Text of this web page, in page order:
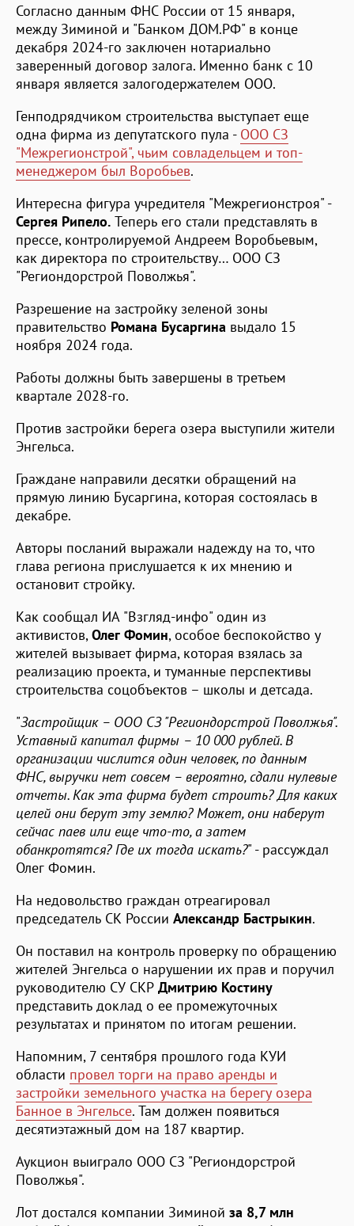
Согласно данным ФНС России от 15 января,
между Зиминой и "Банком ДОМ.РФ" в конце
декабря 2024-го заключен нотариально
заверенный договор залога. Именно банк с 10
января является залогодержателем ООО.
Генподрядчиком строительства выступает еще
одна фирма из депутатского пула - ООО СЗ
"Межрегионстрой", чьим совладельцем и топ-
менеджером был Воробьев.
Интересна фигура учредителя "Межрегионстроя" -
Сергея Рипело. Теперь его стали представлять в
прессе, контролируемой Андреем Воробьевым,
как директора по строительству… ООО СЗ
"Региондорстрой Поволжья".
Разрешение на застройку зеленой зоны
правительство Романа Бусаргина выдало 15
ноября 2024 года.
Работы должны быть завершены в третьем
квартале 2028-го.
Против застройки берега озера выступили жители
Энгельса.
Граждане направили десятки обращений на
прямую линию Бусаргина, которая состоялась в
декабре.
Авторы посланий выражали надежду на то, что
глава региона прислушается к их мнению и
остановит стройку.
Как сообщал ИА "Взгляд-инфо" один из
активистов,Олег Фомин, особое беспокойство у
жителей вызывает фирма, которая взялась за
реализацию проекта, и туманные перспективы
строительства соцобъектов – школы и детсада.
"Застройщик – ООО СЗ "Региондорстрой Поволжья".
Уставный капитал фирмы – 10 000 рублей. В
организации числится один человек, по данным
ФНС, выручки нет совсем – вероятно, сдали нулевые
отчеты. Как эта фирма будет строить? Для каких
целей они берут эту землю? Может, они наберут
сейчас паев или еще что-то, а затем
обанкротятся? Где их тогда искать?" - рассуждал
Олег Фомин.
На недовольство граждан отреагировал
председатель СК России Александр Бастрыкин.
Он поставил на контроль проверку по обращению
жителей Энгельса о нарушении их прав и поручил
руководителю СУ СКР Дмитрию Костину
представить доклад о ее промежуточных
результатах и принятом по итогам решении.
Напомним, 7 сентября прошлого года КУИ
области провел торги на право аренды и
застройки земельного участка на берегу озера
Банное в Энгельсе. Там должен появиться
десятиэтажный дом на 187 квартир.
Аукцион выиграло ООО СЗ "Региондорстрой
Поволжья".
Лот достался компании Зиминой за 8,7 млн